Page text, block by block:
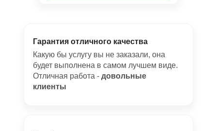
Гарантия отличного качества
Какую бы услугу вы не заказали, она
будет выполнена в самом лучшем виде.
Отличная работа - довольные
клиенты